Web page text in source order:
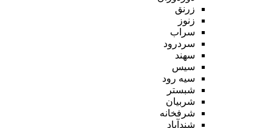
زرنق
زنوز
سراب
سردرود
سهند
سیس
سیه رود
شبستر
شربیان
شرفخانه
شندآباد